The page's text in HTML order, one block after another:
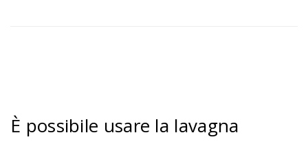
È possibile usare la lavagna